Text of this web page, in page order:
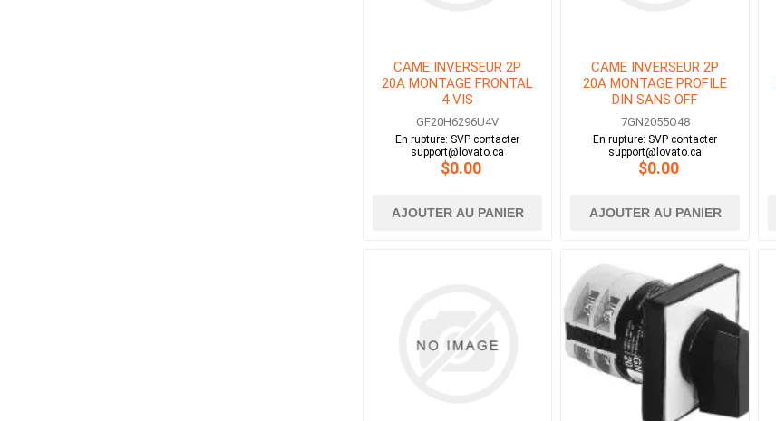
CAME INVERSEUR 2P
20A MONTAGE FRONTAL
4 VIS
GF20H6296U4V
En rupture: SVP contacter
support@lovato.ca
$0.00
AJOUTER AU PANIER
CAME INVERSEUR 2P
20A MONTAGE PROFILE
DIN SANS OFF
7GN2055O48
En rupture: SVP contacter
support@lovato.ca
$0.00
AJOUTER AU PANIER